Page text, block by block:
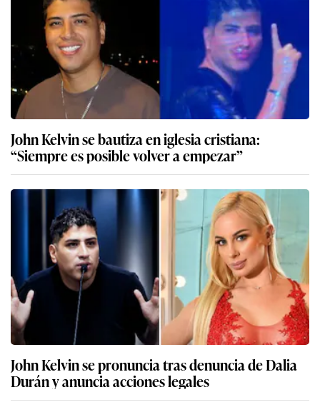
John Kelvin se bautiza en iglesia cristiana:
“Siempre es posible volver a empezar”
John Kelvin se pronuncia tras denuncia de Dalia
Durán y anuncia acciones legales